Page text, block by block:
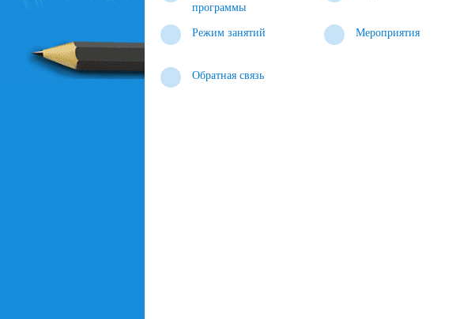
программы
Режим занятий Мероприятия
Обратная связь